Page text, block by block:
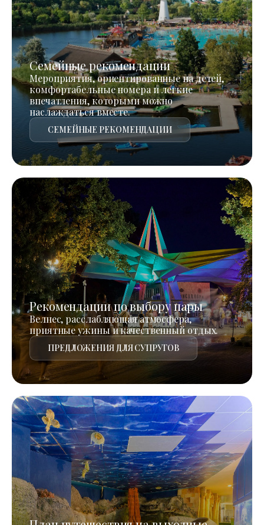
Семейные рекомендации
Мероприятия, ориентированные на детей,
комфортабельные номера и легкие
впечатления, которыми можно
наслаждаться вместе.
СЕМЕЙНЫЕ РЕКОМЕНДАЦИИ
Рекомендации по выбору пары
Велнес, расслабляющая атмосфера,
приятные ужины и качественный отдых.
ПРЕДЛОЖЕНИЯ ДЛЯ СУПРУГОВ